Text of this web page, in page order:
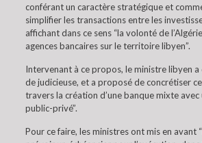
conférant un caractère stratégique et
simplifier les transactions entre les
affichant dans ce sens “la volonté de
agences bancaires sur le territoire libyen”.
Intervenant à ce propos, le ministre libyen a
de judicieuse, et a proposé de concrétiser
travers la création d’une banque mixte
public-privé”.
Pour ce faire, les ministres ont mis en avant